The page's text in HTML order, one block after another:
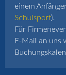
einem
Schulsport).
Für
E-Mail an uns